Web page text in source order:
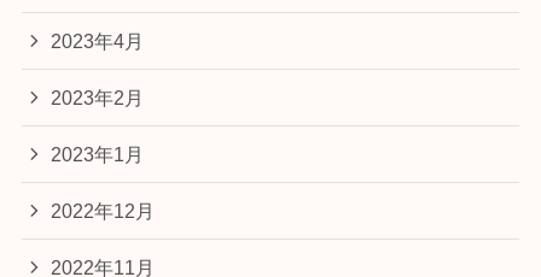
2023年4月
2023年2月
2023年1月
2022年12月
2022年11月